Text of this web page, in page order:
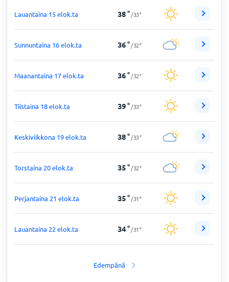
Lauantaina 15 elok.ta 38° /33°
Sunnuntaina 16 elok.ta 36° /32°
Maanantaina 17 elok.ta 36° /32°
Tiistaina 18 elok.ta 39° /33°
Keskiviikkona 19 elok.ta 38° /33°
Torstaina 20 elok.ta 35° /32°
Perjantaina 21 elok.ta 35° /31°
Lauantaina 22 elok.ta 34° /31°
Edempänä